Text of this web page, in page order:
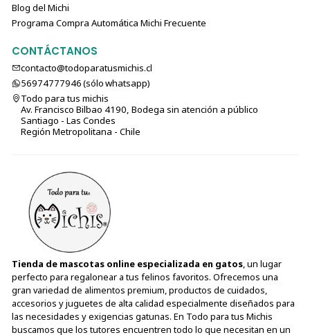
Blog del Michi
Programa Compra Automática Michi Frecuente
CONTÁCTANOS
contacto@todoparatusmichis.cl
56974777946 (sólo⁣⁣⁣⁣⁣​​​​​​​​​​​​​​​ whatsapp)
Todo para tus michis
Av. Francisco Bilbao 4190, Bodega sin atención a público
Santiago - Las Condes
Región Metropolitana - Chile
Tienda de mascotas online especializada en gatos, un lugar
perfecto para regalonear a tus felinos favoritos. Ofrecemos una
gran variedad de alimentos premium, productos de cuidados,
accesorios y juguetes de alta calidad especialmente diseñados para
las necesidades y exigencias gatunas. En Todo para tus Michis
buscamos que los tutores encuentren todo lo que necesitan en un